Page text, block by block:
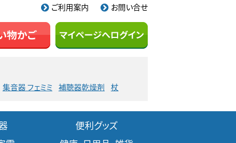
ご利用案内 お問い合せ
集音器 フェミミ 補聴器乾燥剤 杖
便利グッズ